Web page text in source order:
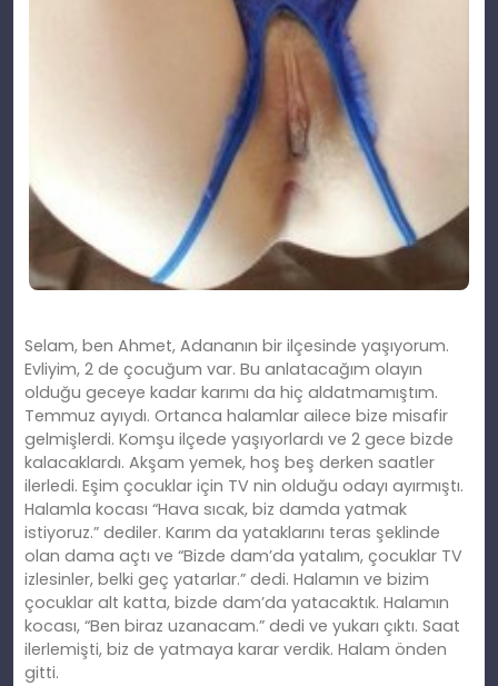
Selam, ben Ahmet, Adananın bir ilçesinde yaşıyorum.
Evliyim, 2 de çocuğum var. Bu anlatacağım olayın
olduğu geceye kadar karımı da hiç aldatmamıştım.
Temmuz ayıydı. Ortanca halamlar ailece bize misafir
gelmişlerdi. Komşu ilçede yaşıyorlardı ve 2 gece bizde
kalacaklardı. Akşam yemek, hoş beş derken saatler
ilerledi. Eşim çocuklar için TV nin olduğu odayı ayırmıştı.
Halamla kocası “Hava sıcak, biz damda yatmak
istiyoruz.” dediler. Karım da yataklarını teras şeklinde
olan dama açtı ve “Bizde dam’da yatalım, çocuklar TV
izlesinler, belki geç yatarlar.” dedi. Halamın ve bizim
çocuklar alt katta, bizde dam’da yatacaktık. Halamın
kocası, “Ben biraz uzanacam.” dedi ve yukarı çıktı. Saat
ilerlemişti, biz de yatmaya karar verdik. Halam önden
gitti.